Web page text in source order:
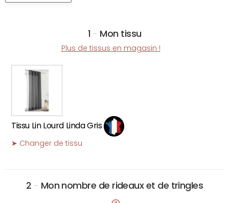
1 - Mon tissu
Plus de tissus en magasin !
Tissu Lin Lourd Linda Gris
➤ Changer de tissu
2 - Mon nombre de rideaux et de tringles